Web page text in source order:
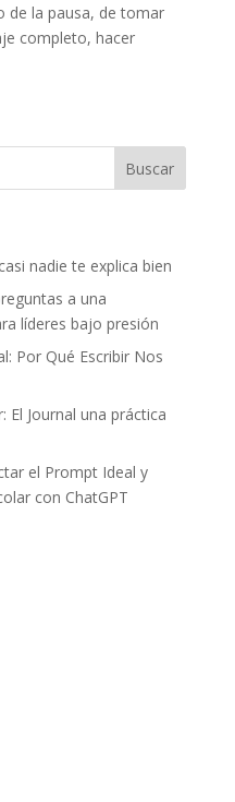
de la pausa, de tomar
completo, hacer
nadie te explica bien
a una
líderes bajo presión
Por Qué Escribir Nos
El Journal una práctica
el Prompt Ideal y
con ChatGPT